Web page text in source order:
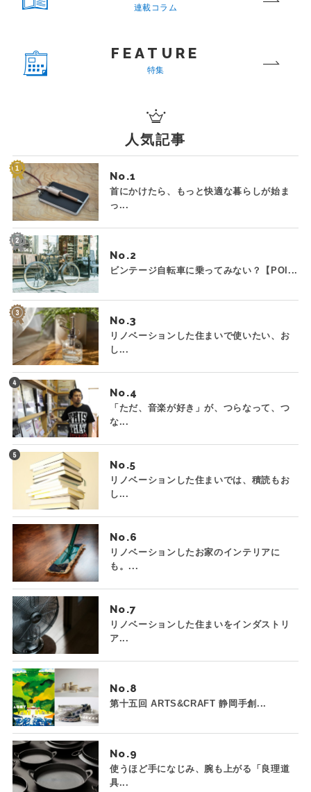
連載コラム
FEATURE
特集
人気記事
No.
首にかけたら、もっと快適な暮らしが始ま
っ...
No.
ビンテージ自転車に乗ってみない？【POI...
No.
リノベーションした住まいで使いたい、お
し...
No.
「ただ、音楽が好き」が、つらなって、つ
な...
No.
リノベーションした住まいでは、積読もお
し...
No.
リノベーションしたお家のインテリアに
も。...
No.
リノベーションした住まいをインダストリ
ア...
No.
第十五回 ARTS&CRAFT 静岡手創...
No.
使うほど手になじみ、腕も上がる「良理道
具...